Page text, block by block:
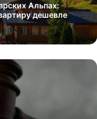
Альпах:
дешевле